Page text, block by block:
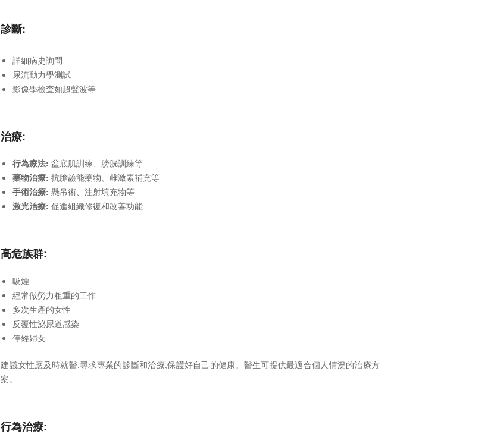
診斷:
詳細病史詢問
尿流動力學測試
影像學檢查如超聲波等
治療:
行為療法: 盆底肌訓練、膀胱訓練等
藥物治療: 抗膽鹼能藥物、雌激素補充等
手術治療: 懸吊術、注射填充物等
激光治療: 促進組織修復和改善功能
高危族群:
吸煙
經常做勞力粗重的工作
多次生產的女性
反覆性泌尿道感染
停經婦女
建議女性應及時就醫,尋求專業的診斷和治療,保護好自己的健康。醫生可提供最適合個人情況的治療方
案。
行為治療: